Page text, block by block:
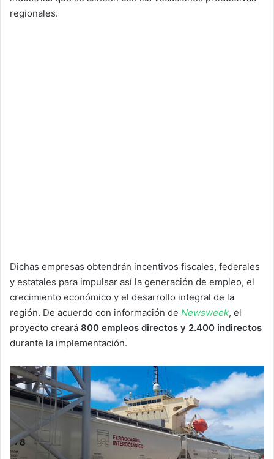
regionales.
Dichas empresas obtendrán incentivos fiscales, federales
y estatales para impulsar así la generación de empleo, el
crecimiento económico y el desarrollo integral de la
región. De acuerdo con información de Newsweek, el
proyecto creará 800 empleos directos y 2.400 indirectos
durante la implementación.